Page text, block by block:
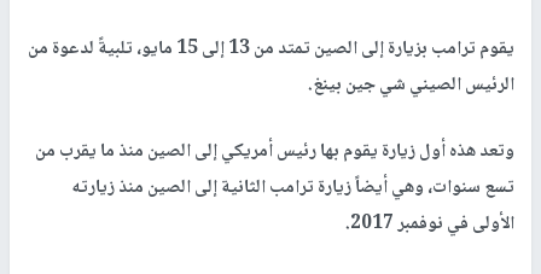
يقوم ترامب بزيارة إلى الصين تمتد من 13 إلى 15 مايو، تلبيةً لدعوة من
الرئيس الصيني شي جين بينغ.
وتعد هذه أول زيارة يقوم بها رئيس أمريكي إلى الصين منذ ما يقرب من
تسع سنوات، وهي أيضاً زيارة ترامب الثانية إلى الصين منذ زيارته
الأولى في نوفمبر 2017.